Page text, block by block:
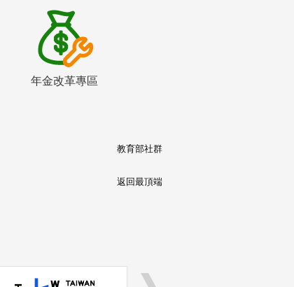
年金改革專區
教育部社群
返回最頂端